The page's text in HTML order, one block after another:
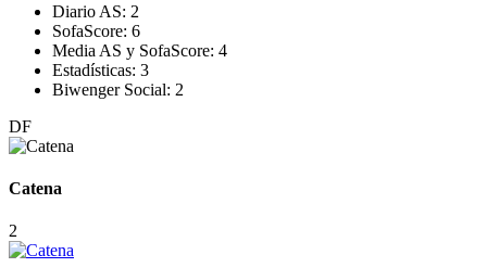
Diario AS: 2
SofaScore: 6
Media AS y SofaScore: 4
Estadísticas: 3
Biwenger Social: 2
DF
Catena
2